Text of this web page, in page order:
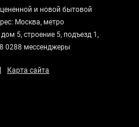
и новой бытовой
Москва, метро
5, строение 5, подъезд 1,
0288 мессенджеры
| Карта сайта